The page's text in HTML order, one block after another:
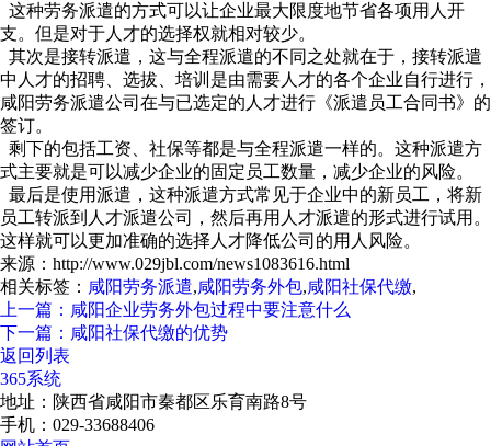
这种劳务派遣的方式可以让企业最大限度地节省各项用人开
支。但是对于人才的选择权就相对较少。
其次是接转派遣，这与全程派遣的不同之处就在于，接转派遣
中人才的招聘、选拔、培训是由需要人才的各个企业自行进行，
咸阳劳务派遣公司在与已选定的人才进行《派遣员工合同书》的
签订。
剩下的包括工资、社保等都是与全程派遣一样的。这种派遣方
式主要就是可以减少企业的固定员工数量，减少企业的风险。
最后是使用派遣，这种派遣方式常见于企业中的新员工，将新
员工转派到人才派遣公司，然后再用人才派遣的形式进行试用。
这样就可以更加准确的选择人才降低公司的用人风险。
来源：http://www.029jbl.com/news1083616.html
相关标签： 咸阳劳务派遣,咸阳劳务外包,咸阳社保代缴,
上一篇：咸阳企业劳务外包过程中要注意什么
下一篇：咸阳社保代缴的优势
返回列表
365系统
地址：陕西省咸阳市秦都区乐育南路8号
手机：029-33688406